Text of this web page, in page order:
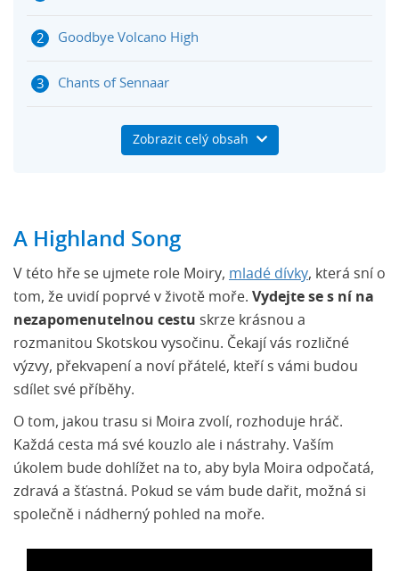
Goodbye Volcano High
Chants of Sennaar
Nightscape
Despelote
Sestřih konference
Zobrazit celý obsah
A Highland Song
V této hře se ujmete role Moiry, mladé dívky, která sní o
tom, že uvidí poprvé v životě moře. Vydejte se s ní na
nezapomenutelnou cestu skrze krásnou a
rozmanitou Skotskou vysočinu. Čekají vás rozličné
výzvy, překvapení a noví přátelé, kteří s vámi budou
sdílet své příběhy.
O tom, jakou trasu si Moira zvolí, rozhoduje hráč.
Každá cesta má své kouzlo ale i nástrahy. Vaším
úkolem bude dohlížet na to, aby byla Moira odpočatá,
zdravá a šťastná. Pokud se vám bude dařit, možná si
společně i nádherný pohled na moře.